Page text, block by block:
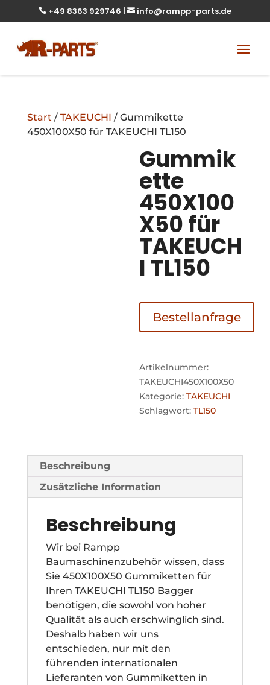
 +49 8363 929746 |  info@rampp-parts.de
Start / TAKEUCHI / Gummikette
450X100X50 für TAKEUCHI TL150
Gummik
ette
450X100
X50 für
TAKEUCH
I TL150
Bestellanfrage
Artikelnummer:
TAKEUCHI450X100X50
Kategorie:TAKEUCHI
Schlagwort:TL150
Beschreibung
Zusätzliche Information
Beschreibung
Wir bei Rampp
Baumaschinenzubehör wissen, dass
Sie 450X100X50 Gummiketten für
Ihren TAKEUCHI TL150 Bagger
benötigen, die sowohl von hoher
Qualität als auch erschwinglich sind.
Deshalb haben wir uns
entschieden, nur mit den
führenden internationalen
Lieferanten von Gummiketten in